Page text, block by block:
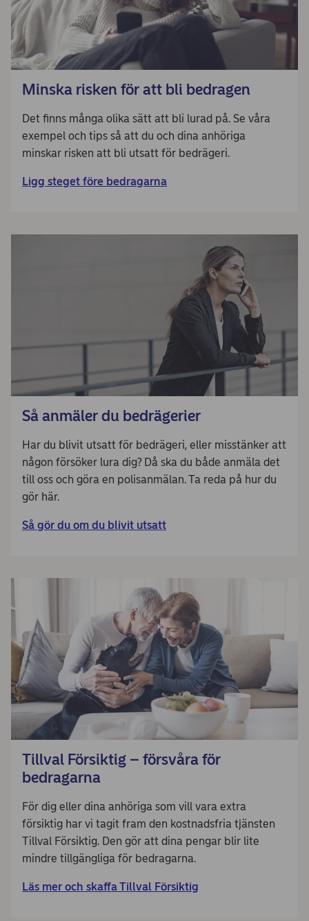
Minska risken för att bli bedragen
Det finns många olika sätt att bli lurad på. Se våra
exempel och tips så att du och dina anhöriga
minskar risken att bli utsatt för bedrägeri.
Ligg steget före bedragarna
Så anmäler du bedrägerier
Har du blivit utsatt för bedrägeri, eller misstänker att
någon försöker lura dig? Då ska du både anmäla det
till oss och göra en polisanmälan. Ta reda på hur du
gör här.
Så gör du om du blivit utsatt
Tillval Försiktig – försvåra för
bedragarna
För dig eller dina anhöriga som vill vara extra
försiktig har vi tagit fram den kostnadsfria tjänsten
Tillval Försiktig. Den gör att dina pengar blir lite
mindre tillgängliga för bedragarna.
Läs mer och skaffa Tillval Försiktig